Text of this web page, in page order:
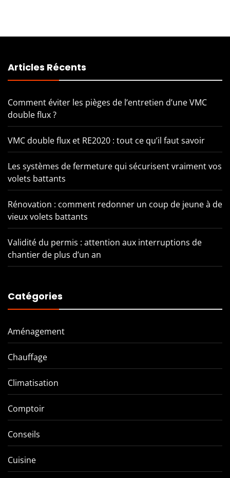
Articles Récents
Comment éviter les pièges de l’entretien d’une VMC
double flux ?
VMC double flux et RE2020 : tout ce qu’il faut savoir
Les systèmes de fermeture qui sécurisent vraiment vos
volets battants
Rénovation : comment redonner un coup de jeune à de
vieux volets battants
Validité du permis : attention aux interruptions de
chantier de plus d’un an
Catégories
Aménagement
Chauffage
Climatisation
Comptoir
Conseils
Cuisine